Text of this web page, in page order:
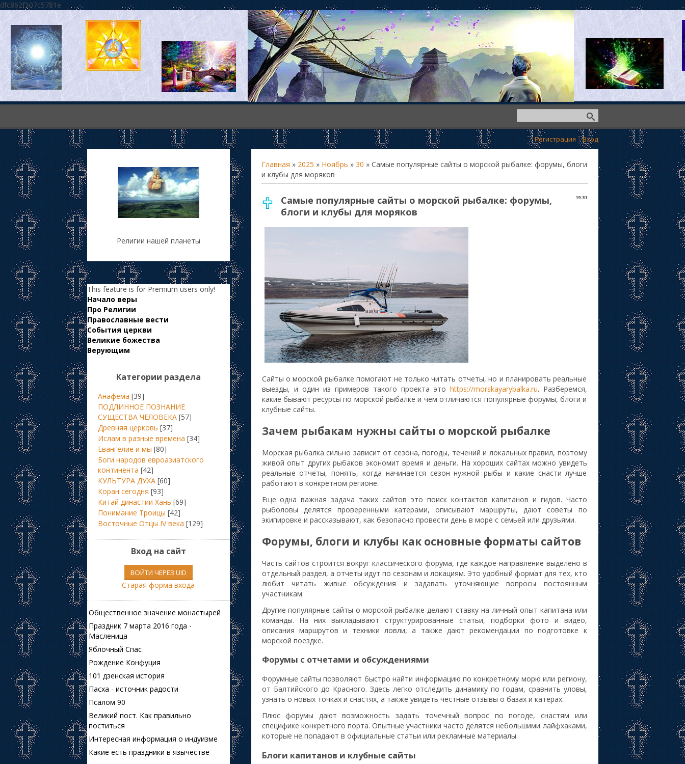
dfc862f107c5781e
Регистрация|Вход
Религии нашей планеты
Главная » 2025 » Ноябрь » 30 » Самые популярные сайты о морской рыбалке: форумы, блоги
и клубы для моряков
19:31
Самые популярные сайты о морской рыбалке: форумы,
блоги и клубы для моряков
Сайты о морской рыбалке помогают не только читать отчеты, но и планировать реальные
выезды, и один из примеров такого проекта это https://morskayarybalka.ru. Разберемся,
какие бывают ресурсы по морской рыбалке и чем отличаются популярные форумы, блоги и
клубные сайты.
Зачем рыбакам нужны сайты о морской рыбалке
Морская рыбалка сильно зависит от сезона, погоды, течений и локальных правил, поэтому
живой опыт других рыбаков экономит время и деньги. На хороших сайтах можно увидеть
реальные отчеты, понять, когда начинается сезон нужной рыбы и какие снасти лучше
работают в конкретном регионе.
Еще одна важная задача таких сайтов это поиск контактов капитанов и гидов. Часто
рыболовы делятся проверенными катерами, описывают маршруты, дают советы по
экипировке и рассказывают, как безопасно провести день в море с семьей или друзьями.
Форумы, блоги и клубы как основные форматы сайтов
Часть сайтов строится вокруг классического форума, где каждое направление выделено в
отдельный раздел, а отчеты идут по сезонам и локациям. Это удобный формат для тех, кто
любит читать живые обсуждения и задавать уточняющие вопросы постоянным
участникам.
Другие популярные сайты о морской рыбалке делают ставку на личный опыт капитана или
команды. На них выкладывают структурированные статьи, подборки фото и видео,
описания маршрутов и техники ловли, а также дают рекомендации по подготовке к
морской поездке.
Форумы с отчетами и обсуждениями
Форумные сайты позволяют быстро найти информацию по конкретному морю или региону,
от Балтийского до Красного. Здесь легко отследить динамику по годам, сравнить уловы,
узнать о новых точках и снастях, а также увидеть честные отзывы о базах и катерах.
Плюс форумы дают возможность задать точечный вопрос по погоде, снастям или
специфике конкретного порта. Опытные участники часто делятся небольшими лайфхаками,
которые не попадают в официальные статьи или рекламные материалы.
Блоги капитанов и клубные сайты
This feature is for Premium users only!
Начало веры
Про Религии
Православные вести
События церкви
Великие божества
Верующим
Категории раздела
Анафема [39]
ПОДЛИННОЕ ПОЗНАНИЕ
СУЩЕСТВА ЧЕЛОВЕКА [57]
Древняя церковь [37]
Ислам в разные времена [34]
Евангелие и мы [80]
Боги народов евроазиатского
континента [42]
КУЛЬТУРА ДУХА [60]
Коран сегодня [93]
Китай династии Хань [69]
Понимание Троицы [42]
Восточные Отцы IV века [129]
Вход на сайт
ВОЙТИ ЧЕРЕЗ UID
Старая форма входа
Общественное значение монастырей
Праздник 7 марта 2016 года -
Масленица
Яблочный Спас
Рождение Конфуция
101 дзенская история
Пасха - источник радости
Псалом 90
Великий пост. Как правильно
поститься
Интересная информация о индуизме
Какие есть праздники в язычестве